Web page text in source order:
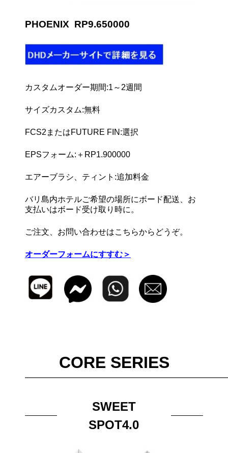
PHOENIX RP9.650000
カスタムオーダー期間:1～2週間
サイズカスタム:無料
FCS2またはFUTURE FIN:選択
EPSフォーム:＋RP1.900000
エアーブラシ、ティント:追加料金
バリ島内ホテルご希望の場所にボード配送、お
支払いはボード受け取り時に。
ご注文、お問い合わせはこちらからどうぞ。
オーダーフォームにすすむ＞
CORE SERIES
SWEET
SPOT4.0